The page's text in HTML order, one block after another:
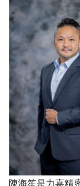
陳海笙是力嘉精